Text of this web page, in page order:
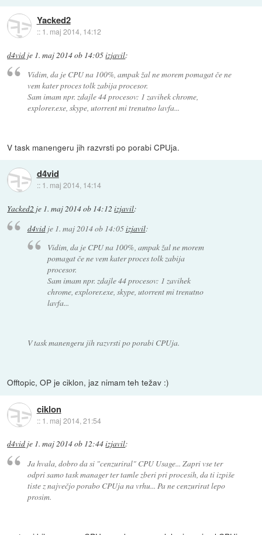
Yacked2
:: 1. maj 2014, 14:12
d4vid je 1. maj 2014 ob 14:05izjavil:
Vidim, da je CPU na 100%, ampak žal ne morem pomagat če ne
vem kater proces tolk zabija procesor.
Sam imam npr. zdajle 44 procesov: 1 zavihek chrome,
explorer.exe, skype, utorrent mi trenutno lavfa...
V task manengeru jih razvrsti po porabi CPUja.
d4vid
:: 1. maj 2014, 14:14
Yacked2 je 1. maj 2014 ob 14:12 izjavil:
d4vidje 1. maj 2014 ob 14:05izjavil:
Vidim, da je CPU na 100%, ampak žal ne morem
pomagat če ne vem kater proces tolk zabija
procesor.
Sam imam npr. zdajle 44 procesov: 1 zavihek
chrome, explorer.exe, skype, utorrent mi trenutno
lavfa...
V task manengeru jih razvrsti po porabi CPUja.
Offtopic, OP je ciklon, jaz nimam teh težav :)
ciklon
:: 1. maj 2014, 21:54
d4vid je 1. maj 2014 ob 12:44izjavil:
Ja hvala, dobro da si "cenzuriral" CPU Usage... Zapri vse ter
odpri samo task manager ter tamle zberi pri procesih, da ti izpiše
tiste z največjo porabo CPUja na vrhu... Pa ne cenzurirat lepo
prosim.